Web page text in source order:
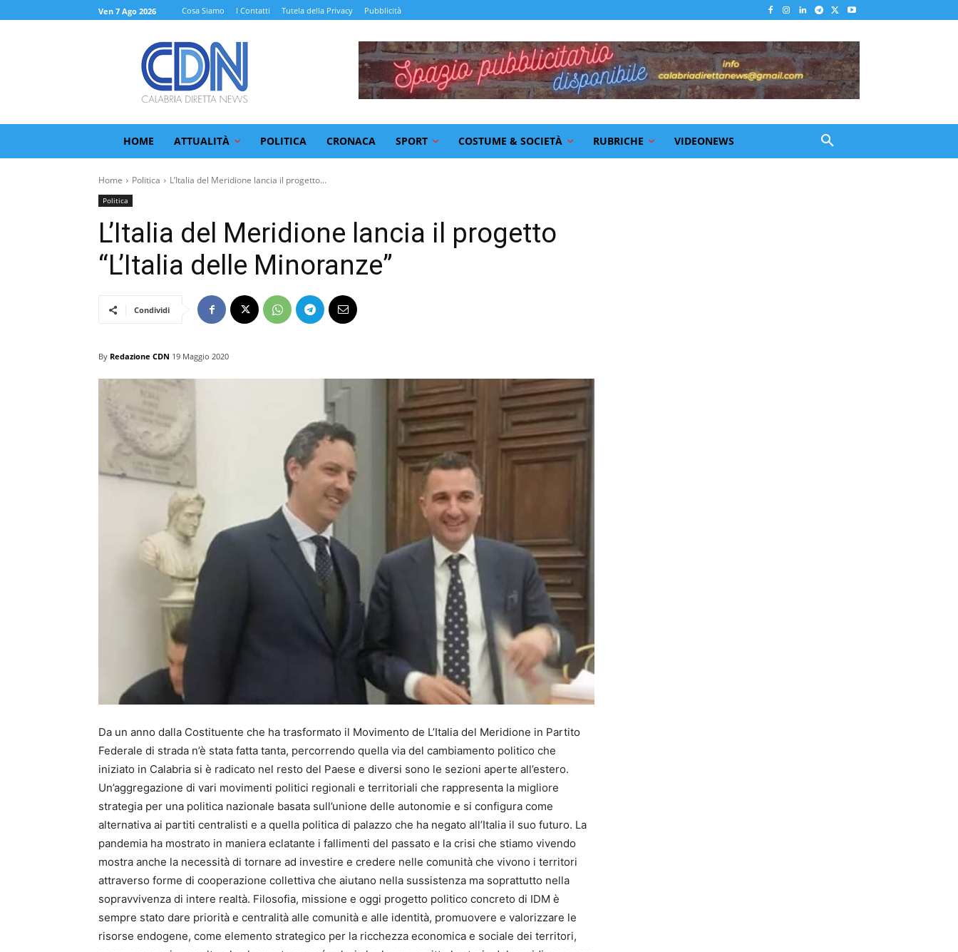
Ven 7 Ago 2026 Cosa Siamo I Contatti Tutela della Privacy Pubblicità
HOME ATTUALITÀ POLITICA CRONACA SPORT COSTUME & SOCIETÀ RUBRICHE VIDEONEWS
Home Politica L’Italia del Meridione lancia il progetto...
Politica
L’Italia del Meridione lancia il progetto
“L’Italia delle Minoranze”
Condividi
By Redazione CDN 19 Maggio 2020
Da un anno dalla Costituente che ha trasformato il Movimento de L’Italia del Meridione in Partito
Federale di strada n’è stata fatta tanta, percorrendo quella via del cambiamento politico che
iniziato in Calabria si è radicato nel resto del Paese e diversi sono le sezioni aperte all’estero.
Un’aggregazione di vari movimenti politici regionali e territoriali che rappresenta la migliore
strategia per una politica nazionale basata sull’unione delle autonomie e si configura come
alternativa ai partiti centralisti e a quella politica di palazzo che ha negato all’Italia il suo futuro. La
pandemia ha mostrato in maniera eclatante i fallimenti del passato e la crisi che stiamo vivendo
mostra anche la necessità di tornare ad investire e credere nelle comunità che vivono i territori
attraverso forme di cooperazione collettiva che aiutano nella sussistenza ma soprattutto nella
sopravvivenza di intere realtà. Filosofia, missione e oggi progetto politico concreto di IDM è
sempre stato dare priorità e centralità alle comunità e alle identità, promuovere e valorizzare le
risorse endogene, come elemento strategico per la ricchezza economica e sociale dei territori,